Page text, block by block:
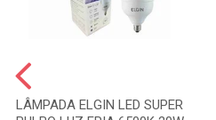
LÂMPADA ELGIN LED SUPER